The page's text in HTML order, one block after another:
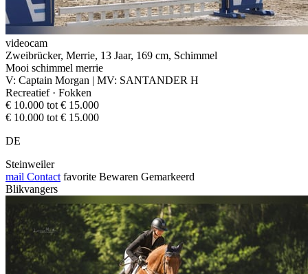
videocam
Zweibrücker, Merrie, 13 Jaar, 169 cm, Schimmel
Mooi schimmel merrie
V: Captain Morgan | MV: SANTANDER H
Recreatief · Fokken
€ 10.000 tot € 15.000
€ 10.000 tot € 15.000
DE
Steinweiler
mail Contact favorite Bewaren Gemarkeerd
Blikvangers